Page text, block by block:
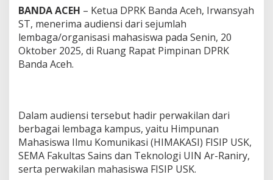
e
m
b
a
g
s
i
s
w
a
BANDA ACEH – Ketua DPRK Banda Aceh, Irwansyah
ST, menerima audiensi dari sejumlah
lembaga/organisasi mahasiswa pada Senin, 20
Oktober 2025, di Ruang Rapat Pimpinan DPRK
Banda Aceh.
Dalam audiensi tersebut hadir perwakilan dari
berbagai lembaga kampus, yaitu Himpunan
Mahasiswa Ilmu Komunikasi (HIMAKASI) FISIP USK,
SEMA Fakultas Sains dan Teknologi UIN Ar-Raniry,
serta perwakilan mahasiswa FISIP USK.